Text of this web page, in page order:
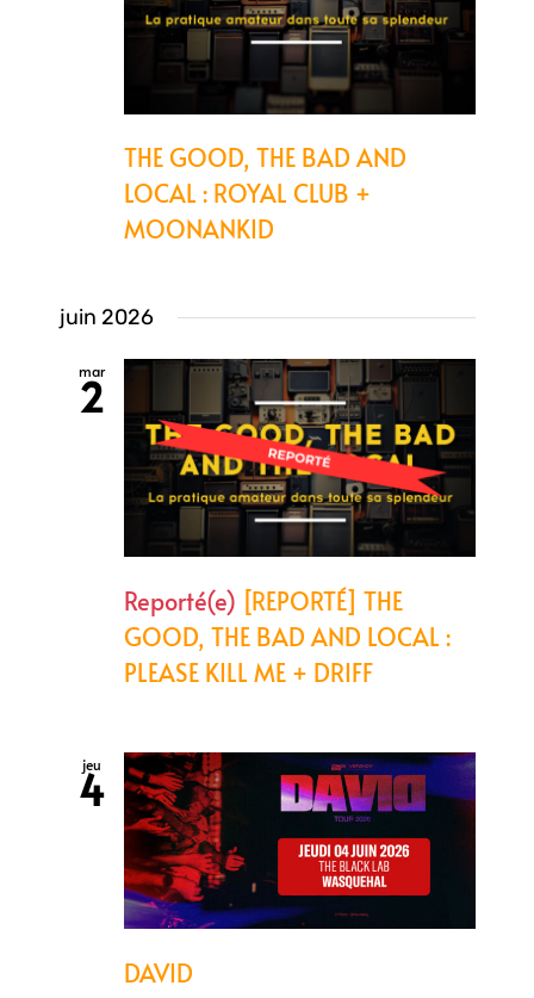
THE GOOD, THE BAD AND
LOCAL : ROYAL CLUB +
MOONANKID
juin 2026
mar
2
Reporté(e) [REPORTÉ] THE
GOOD, THE BAD AND LOCAL :
PLEASE KILL ME + DRIFF
jeu
4
DAVID